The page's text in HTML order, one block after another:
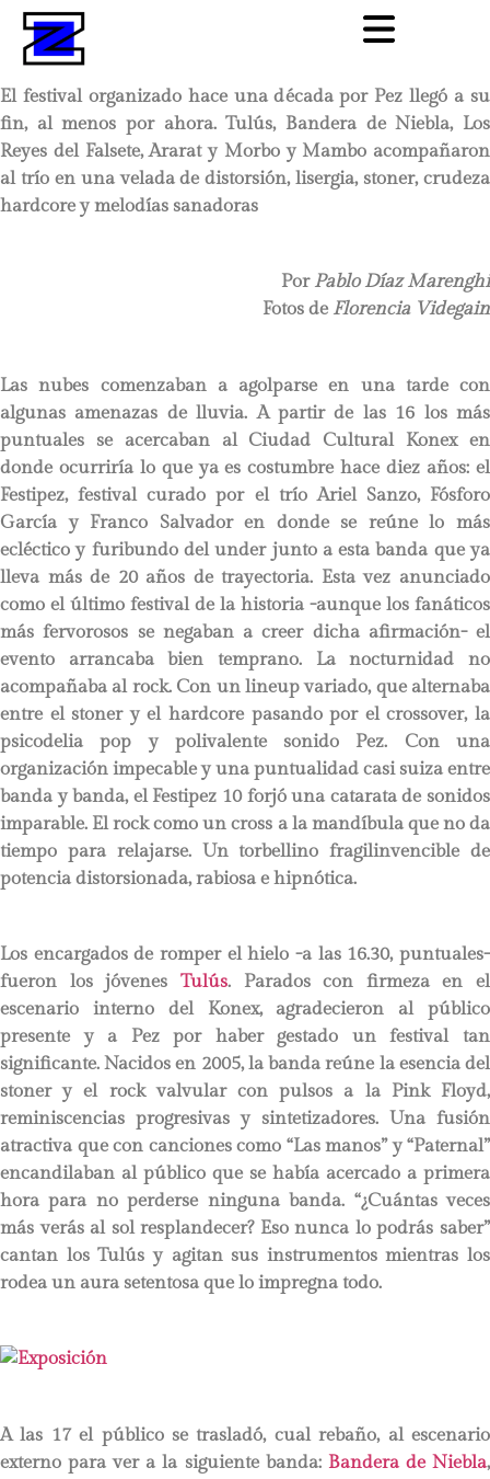
El festival organizado hace una década por Pez llegó a su
fin, al menos por ahora. Tulús, Bandera de Niebla, Los
Reyes del Falsete, Ararat y Morbo y Mambo acompañaron
al trío en una velada de distorsión, lisergia, stoner, crudeza
hardcore y melodías sanadoras
Por Pablo Díaz Marenghi
Fotos de Florencia Videgain
Las nubes comenzaban a agolparse en una tarde con
algunas amenazas de lluvia. A partir de las 16 los más
puntuales se acercaban al Ciudad Cultural Konex en
donde ocurriría lo que ya es costumbre hace diez años: el
Festipez, festival curado por el trío Ariel Sanzo, Fósforo
García y Franco Salvador en donde se reúne lo más
ecléctico y furibundo del under junto a esta banda que ya
lleva más de 20 años de trayectoria. Esta vez anunciado
como el último festival de la historia -aunque los fanáticos
más fervorosos se negaban a creer dicha afirmación- el
evento arrancaba bien temprano. La nocturnidad no
acompañaba al rock. Con un lineup variado, que alternaba
entre el stoner y el hardcore pasando por el crossover, la
psicodelia pop y polivalente sonido Pez. Con una
organización impecable y una puntualidad casi suiza entre
banda y banda, el Festipez 10 forjó una catarata de sonidos
imparable. El rock como un cross a la mandíbula que no da
tiempo para relajarse. Un torbellino fragilinvencible de
potencia distorsionada, rabiosa e hipnótica.
Los encargados de romper el hielo -a las 16.30, puntuales-
fueron los jóvenes Tulús. Parados con firmeza en el
escenario interno del Konex, agradecieron al público
presente y a Pez por haber gestado un festival tan
significante. Nacidos en 2005, la banda reúne la esencia del
stoner y el rock valvular con pulsos a la Pink Floyd,
reminiscencias progresivas y sintetizadores. Una fusión
atractiva que con canciones como “Las manos” y “Paternal”
encandilaban al público que se había acercado a primera
hora para no perderse ninguna banda. “¿Cuántas veces
más verás al sol resplandecer? Eso nunca lo podrás saber”
cantan los Tulús y agitan sus instrumentos mientras los
rodea un aura setentosa que lo impregna todo.
A las 17 el público se trasladó, cual rebaño, al escenario
externo para ver a la siguiente banda: Bandera de Niebla,